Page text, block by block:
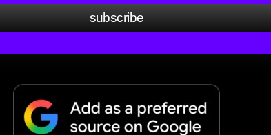
subscribe